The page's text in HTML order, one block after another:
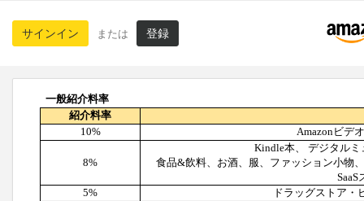
サインイン または 登録